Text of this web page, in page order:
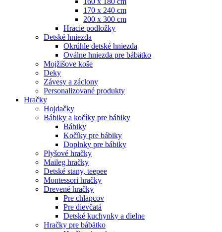
170 x 240 cm
200 x 300 cm
Hracie podložky
Detské hniezda
Okrúhle detské hniezda
Oválne hniezda pre bábätko
Mojžišove koše
Deky
Závesy a záclony
Personalizované produkty
Hračky
Hojdačky
Bábiky a kočíky pre bábiky
Bábiky
Kočíky pre bábiky
Doplnky pre bábiky
Plyšové hračky
Maileg hračky
Detské stany, teepee
Montessori hračky
Drevené hračky
Pre chlapcov
Pre dievčatá
Detské kuchynky a dielne
Hračky pre bábätko